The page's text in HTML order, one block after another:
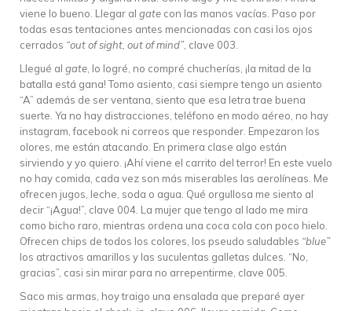
viene lo bueno. Llegar al gate con las manos vacías. Paso por
todas esas tentaciones antes mencionadas con casi los ojos
cerrados “out of sight, out of mind” , clave 003.
Llegué al gate , lo logré, no compré chucherías, ¡la mitad de la
batalla está gana! Tomo asiento, casi siempre tengo un asiento
“A” además de ser ventana, siento que esa letra trae buena
suerte. Ya no hay distracciones, teléfono en modo aéreo, no hay
instagram, facebook ni correos que responder. Empezaron los
olores, me están atacando. En primera clase algo están
sirviendo y yo quiero. ¡Ahí viene el carrito del terror! En este vuelo
no hay comida, cada vez son más miserables las aerolíneas. Me
ofrecen jugos, leche, soda o agua. Qué orgullosa me siento al
decir “¡Agua!”, clave 004. La mujer que tengo al lado me mira
como bicho raro, mientras ordena una coca cola con poco hielo.
Ofrecen chips de todos los colores, los pseudo saludables “blue”
los atractivos amarillos y las suculentas galletas dulces. “No,
gracias”, casi sin mirar para no arrepentirme, clave 005.
Saco mis armas, hoy traigo una ensalada que preparé ayer